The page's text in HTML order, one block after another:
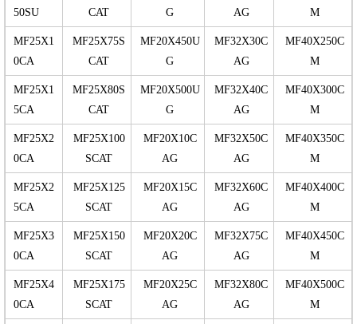
50SU
CAT
G
AG
M
MF25X1
0CA
MF25X75S
CAT
MF20X450U
G
MF32X30C
AG
MF40X250C
M
MF25X1
5CA
MF25X80S
CAT
MF20X500U
G
MF32X40C
AG
MF40X300C
M
MF25X2
0CA
MF25X100
SCAT
MF20X10C
AG
MF32X50C
AG
MF40X350C
M
MF25X2
5CA
MF25X125
SCAT
MF20X15C
AG
MF32X60C
AG
MF40X400C
M
MF25X3
0CA
MF25X150
SCAT
MF20X20C
AG
MF32X75C
AG
MF40X450C
M
MF25X4
0CA
MF25X175
SCAT
MF20X25C
AG
MF32X80C
AG
MF40X500C
M